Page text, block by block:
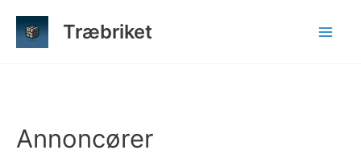
Træbriket
Annoncører